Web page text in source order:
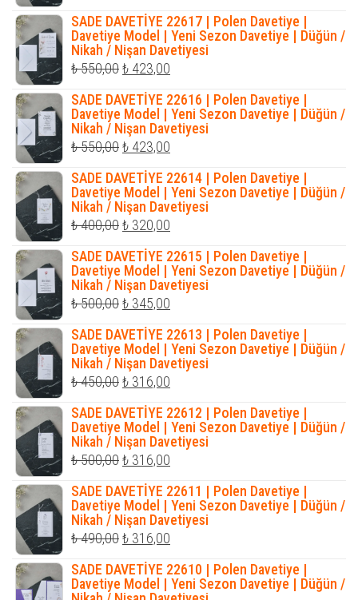
fiyat:
₺ 550,00.fiyat:
₺ 423,00.
SADE DAVETİYE 22617 | Polen Davetiye |
Davetiye Model | Yeni Sezon Davetiye | Düğün /
Nikah / Nişan Davetiyesi
₺550,00Orijinal
fiyat:
₺ 550,00.
₺ 423,00
fiyat:
₺ 423,00.
SADE DAVETİYE 22616 | Polen Davetiye |
Davetiye Model | Yeni Sezon Davetiye | Düğün /
Nikah / Nişan Davetiyesi
₺550,00Orijinal
fiyat:
₺ 550,00.
₺ 423,00
fiyat:
₺ 423,00.
SADE DAVETİYE 22614 | Polen Davetiye |
Davetiye Model | Yeni Sezon Davetiye | Düğün /
Nikah / Nişan Davetiyesi
₺400,00Orijinal
fiyat:
₺ 400,00.
₺ 320,00
fiyat:
₺ 320,00.
SADE DAVETİYE 22615 | Polen Davetiye |
Davetiye Model | Yeni Sezon Davetiye | Düğün /
Nikah / Nişan Davetiyesi
₺500,00Orijinal
fiyat:
₺ 500,00.
₺ 345,00
fiyat:
₺ 345,00.
SADE DAVETİYE 22613 | Polen Davetiye |
Davetiye Model | Yeni Sezon Davetiye | Düğün /
Nikah / Nişan Davetiyesi
₺450,00Orijinal
fiyat:
₺ 450,00.
₺ 316,00
fiyat:
₺ 316,00.
SADE DAVETİYE 22612 | Polen Davetiye |
Davetiye Model | Yeni Sezon Davetiye | Düğün /
Nikah / Nişan Davetiyesi
₺500,00Orijinal
fiyat:
₺ 500,00.
₺ 316,00
fiyat:
₺ 316,00.
SADE DAVETİYE 22611 | Polen Davetiye |
Davetiye Model | Yeni Sezon Davetiye | Düğün /
Nikah / Nişan Davetiyesi
₺490,00Orijinal
fiyat:
₺ 490,00.
₺ 316,00
fiyat:
SADE DAVETİYE 22610 | Polen Davetiye |
Davetiye Model | Yeni Sezon Davetiye | Düğün /